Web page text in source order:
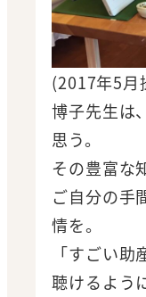
(2017年5月
博子先生は
思う。
その豊富な
ご自分の手
情を。
「すごい
聴けるよう